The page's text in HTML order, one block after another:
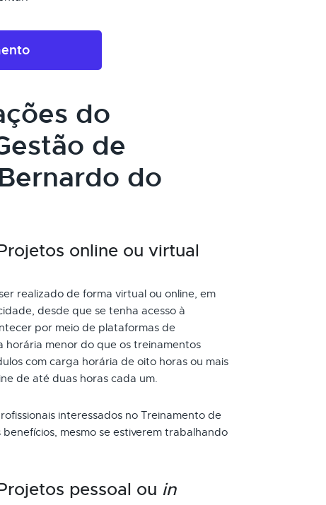
do
de
do
online ou virtual
realizado de forma virtual ou online, em
desde que se tenha acesso à
por meio de plataformas de
horária menor do que os treinamentos
com carga horária de oito horas ou mais
de até duas horas cada um.
interessados no Treinamento de
mesmo se estiverem trabalhando
pessoal ou in